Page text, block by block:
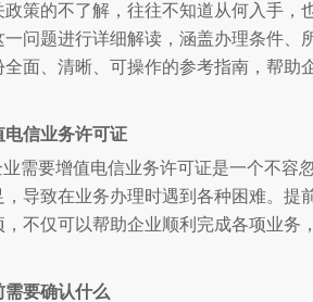
策的不了解，往往不知道从何入手，
问题进行详细解读，涵盖办理条件、
面、清晰、可操作的参考指南，帮助
信业务许可证
需要增值电信业务许可证是一个不容
导致在业务办理时遇到各种困难。提
不仅可以帮助企业顺利完成各项业务
要确认什么